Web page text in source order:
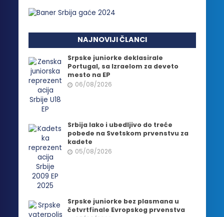
NAJNOVIJI ČLANCI
Srpske juniorke deklasirale
Portugal, sa Izraelom za deveto
mesto na EP
06/08/2026
Srbija lako i ubedljivo do treće
pobede na Svetskom prvenstvu za
kadete
05/08/2026
Srpske juniorke bez plasmana u
četvrtfinale Evropskog prvenstva